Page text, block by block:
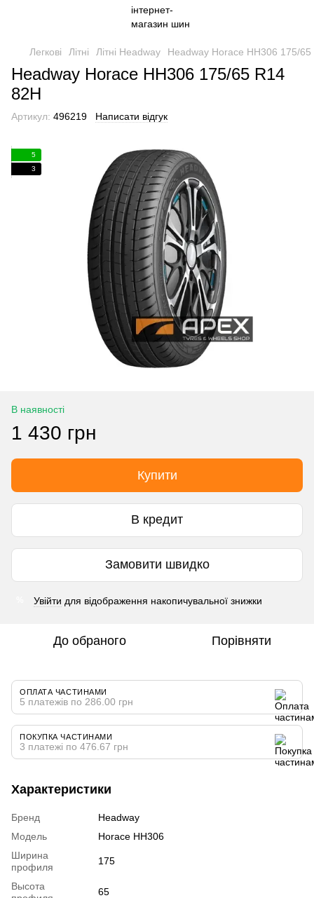
Легкові Літні Літні Headway Headway Horace HH306 175/65
Headway Horace HH306 175/65 R14
82H
Артикул: 496219 Написати відгук
5
3
В наявності
1 430 грн
Купити
В кредит
Замовити швидко
Увійти для відображення накопичувальної знижки
До обраного Порівняти
ОПЛАТА ЧАСТИНАМИ
5 платежів по 286.00 грн
ПОКУПКА ЧАСТИНАМИ
3 платежі по 476.67 грн
Характеристики
Бренд
Headway
Модель
Horace HH306
Ширина
профиля
175
Высота
65